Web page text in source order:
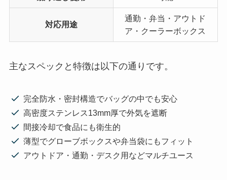
対応用途
通勤・弁当・アウトド
ア・クーラーボックス
主なスペックと特徴は以下の通りです。
完全防水・密封構造でバッグの中でも安心
高密度ステンレス13mm厚で外気を遮断
間接冷却で食品にも衛生的
薄型でグローブボックスや弁当袋にもフィット
アウトドア・通勤・デスク用などマルチユース